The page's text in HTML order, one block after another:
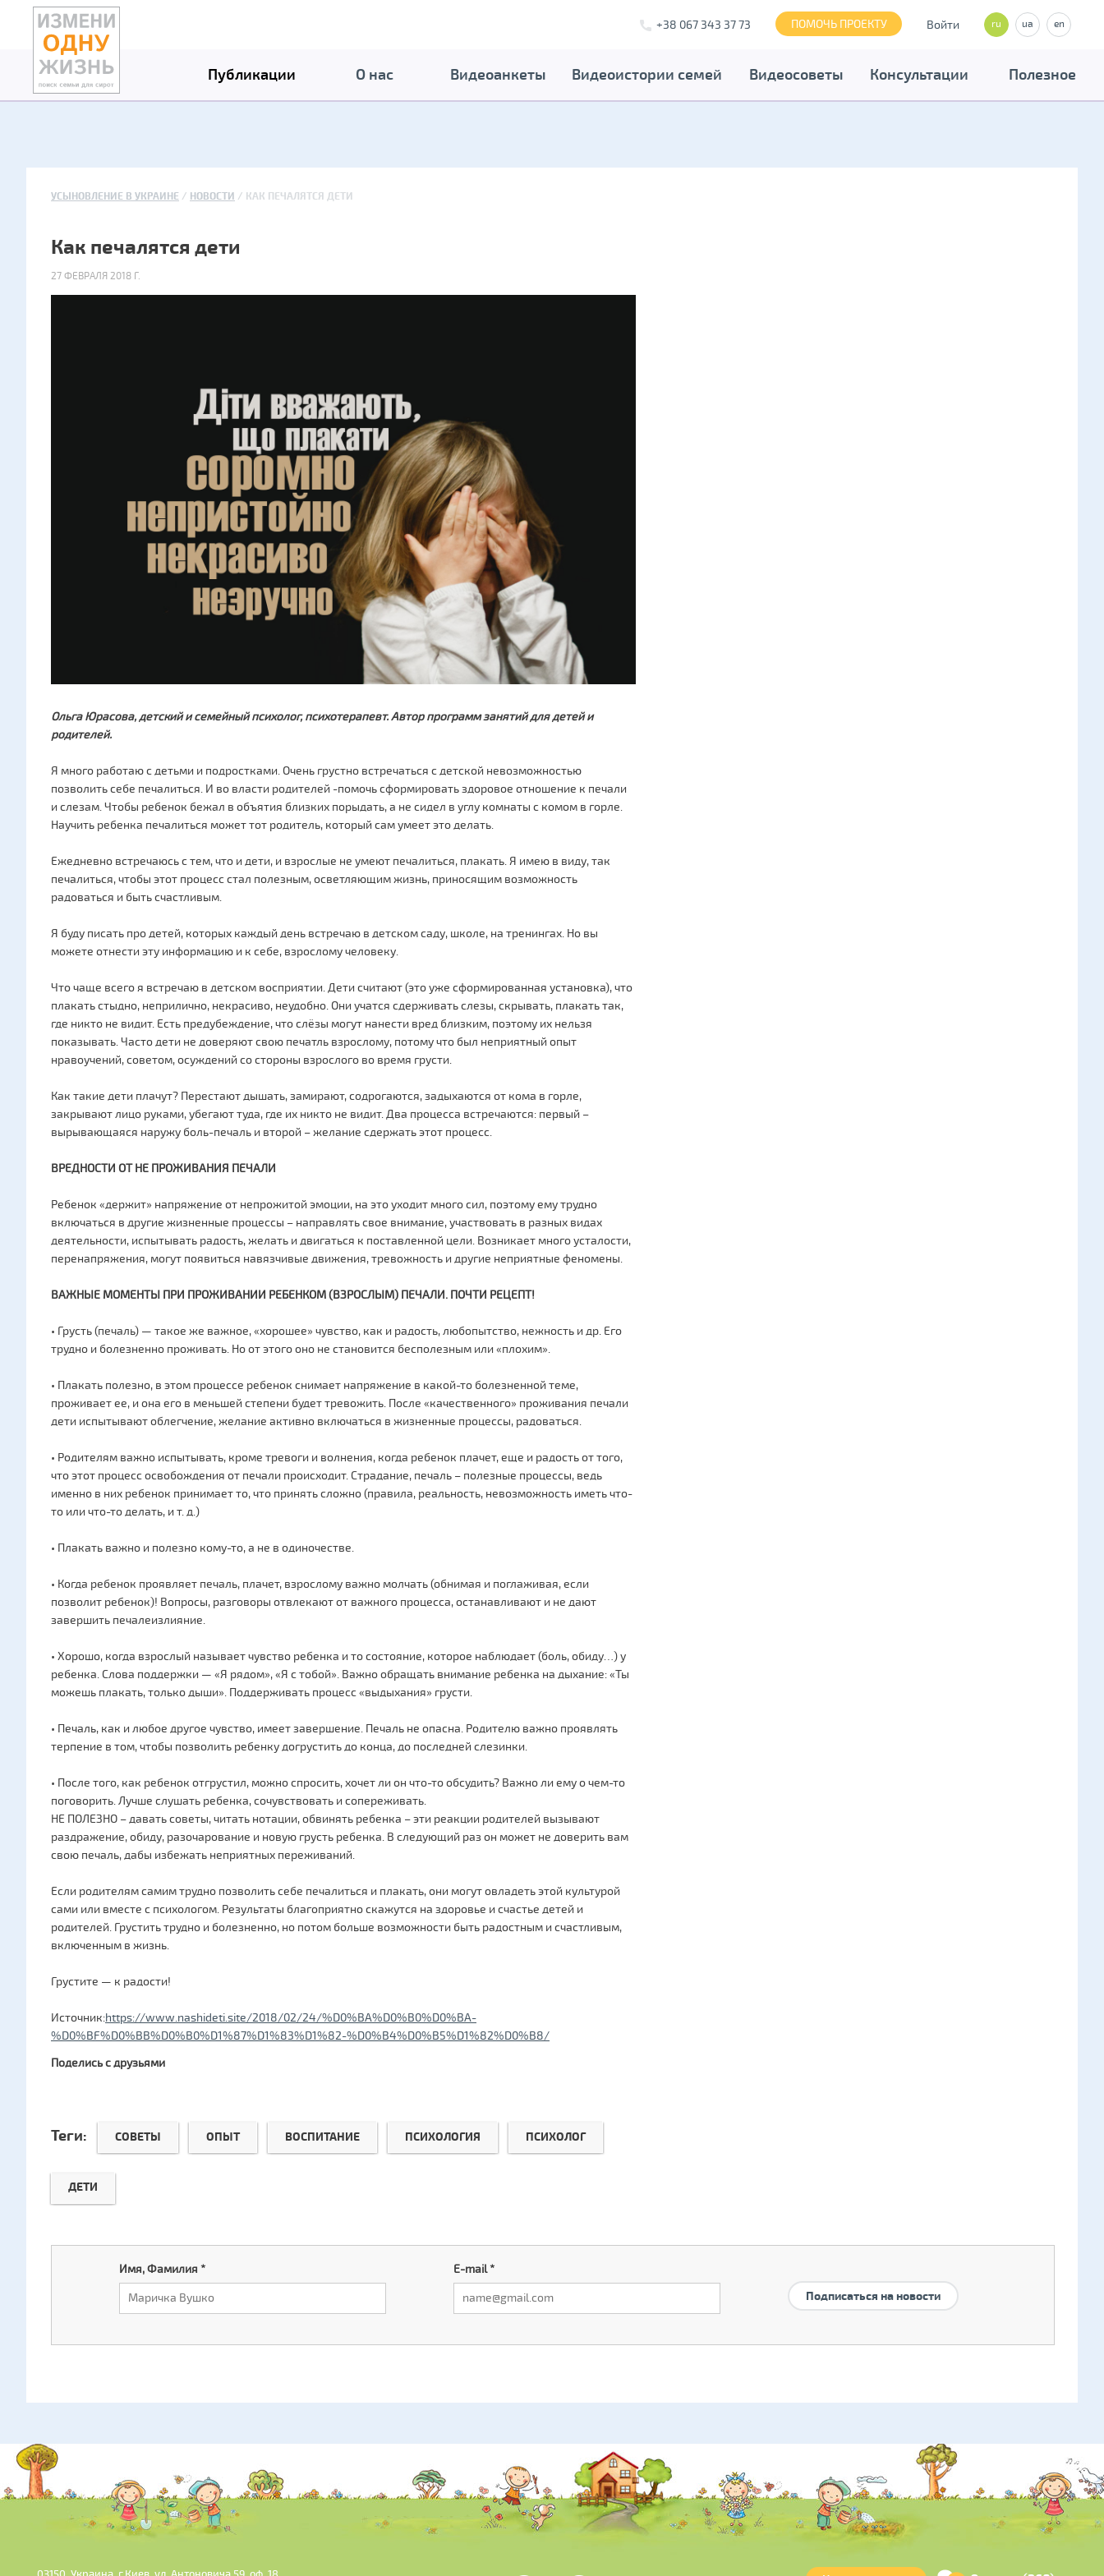
+38 067 343 37 73 ПОМОЧЬ ПРОЕКТУ Войти ru ua en
Публикации О нас Видеоанкеты Видеоистории семей Видеосоветы Консультации Полезное
УСЫНОВЛЕНИЕ В УКРАИНЕ НОВОСТИ КАК ПЕЧАЛЯТСЯ ДЕТИ
Как печалятся дети
27 ФЕВРАЛЯ 2018 Г.
ОльгаЮрасова, детский и семейный психолог, психотерапевт. Автор программ занятий для детей и
родителей.
Я много работаю с детьми и подростками. Очень грустно встречаться с детской невозможностью
позволить себе печалиться. И во власти родителей -помочь сформировать здоровое отношение к печали
и слезам. Чтобы ребенок бежал в объятия близких порыдать, а не сидел в углу комнаты с комом в горле.
Научить ребенка печалиться может тот родитель, который сам умеет это делать.
Ежедневно встречаюсь с тем, что и дети, и взрослые не умеют печалиться, плакать. Я имею в виду, так
печалиться, чтобы этот процесс стал полезным, осветляющим жизнь, приносящим возможность
радоваться и быть счастливым.
Я буду писать про детей, которых каждый день встречаю в детском саду, школе, на тренингах. Но вы
можете отнести эту информацию и к себе, взрослому человеку.
Что чаще всего я встречаю в детском восприятии. Дети считают (это уже сформированная установка), что
плакать стыдно, неприлично, некрасиво, неудобно. Они учатся сдерживать слезы, скрывать, плакать так,
где никто не видит. Есть предубеждение, что слёзы могут нанести вред близким, поэтому их нельзя
показывать. Часто дети не доверяют свою печатль взрослому, потому что был неприятный опыт
нравоучений, советом, осуждений со стороны взрослого во время грусти.
Как такие дети плачут? Перестают дышать, замирают, содрогаются, задыхаются от кома в горле,
закрывают лицо руками, убегают туда, где их никто не видит. Два процесса встречаются: первый –
вырывающаяся наружу боль-печаль и второй – желание сдержать этот процесс.
ВРЕДНОСТИ ОТ НЕ ПРОЖИВАНИЯ ПЕЧАЛИ
Ребенок «держит» напряжение от непрожитой эмоции, на это уходит много сил, поэтому ему трудно
включаться в другие жизненные процессы – направлять свое внимание, участвовать в разных видах
деятельности, испытывать радость, желать и двигаться к поставленной цели. Возникает много усталости,
перенапряжения, могут появиться навязчивые движения, тревожность и другие неприятные феномены.
ВАЖНЫЕ МОМЕНТЫ ПРИ ПРОЖИВАНИИ РЕБЕНКОМ (ВЗРОСЛЫМ) ПЕЧАЛИ. ПОЧТИ РЕЦЕПТ!
• Грусть (печаль) — такое же важное, «хорошее» чувство, как и радость, любопытство, нежность и др. Его
трудно и болезненно проживать. Но от этого оно не становится бесполезным или «плохим».
• Плакать полезно, в этом процессе ребенок снимает напряжение в какой-то болезненной теме,
проживает ее, и она его в меньшей степени будет тревожить. После «качественного» проживания печали
дети испытывают облегчение, желание активно включаться в жизненные процессы, радоваться.
• Родителям важно испытывать, кроме тревоги и волнения, когда ребенок плачет, еще и радость от того,
что этот процесс освобождения от печали происходит. Страдание, печаль – полезные процессы, ведь
именно в них ребенок принимает то, что принять сложно (правила, реальность, невозможность иметь что-
то или что-то делать, и т. д.)
• Плакать важно и полезно кому-то, а не в одиночестве.
• Когда ребенок проявляет печаль, плачет, взрослому важно молчать (обнимая и поглаживая, если
позволит ребенок)! Вопросы, разговоры отвлекают от важного процесса, останавливают и не дают
завершить печалеизлияние.
• Хорошо, когда взрослый называет чувство ребенка и то состояние, которое наблюдает (боль, обиду…) у
ребенка. Слова поддержки — «Я рядом», «Я с тобой». Важно обращать внимание ребенка на дыхание: «Ты
можешь плакать, только дыши». Поддерживать процесс «выдыхания» грусти.
• Печаль, как и любое другое чувство, имеет завершение. Печаль не опасна. Родителю важно проявлять
терпение в том, чтобы позволить ребенку догрустить до конца, до последней слезинки.
• После того, как ребенок отгрустил, можно спросить, хочет ли он что-то обсудить? Важно ли ему о чем-то
поговорить. Лучше слушать ребенка, сочувствовать и сопереживать.
НЕ ПОЛЕЗНО – давать советы, читать нотации, обвинять ребенка – эти реакции родителей вызывают
раздражение, обиду, разочарование и новую грусть ребенка. В следующий раз он может не доверить вам
свою печаль, дабы избежать неприятных переживаний.
Если родителям самим трудно позволить себе печалиться и плакать, они могут овладеть этой культурой
сами или вместе с психологом. Результаты благоприятно скажутся на здоровье и счастье детей и
родителей. Грустить трудно и болезненно, но потом больше возможности быть радостным и счастливым,
включенным в жизнь.
Грустите — к радости!
Источник:https://www.nashideti.site/2018/02/24/%D0%BA%D0%B0%D0%BA-
%D0%BF%D0%BB%D0%B0%D1%87%D1%83%D1%82-%D0%B4%D0%B5%D1%82%D0%B8/
Поделись с друзьями
Теги: СОВЕТЫ ОПЫТ ВОСПИТАНИЕ ПСИХОЛОГИЯ ПСИХОЛОГ
ДЕТИ
Имя, Фамилия * E-mail*
Подписаться на новости